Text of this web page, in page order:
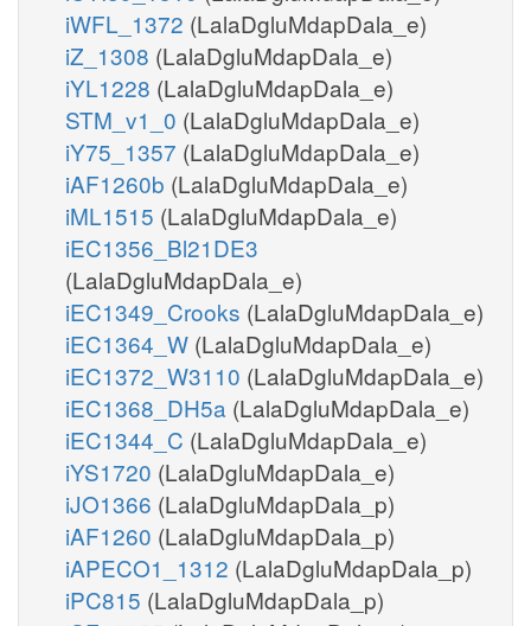
iWFL_1372 (LalaDgluMdapDala_e)
iZ_1308 (LalaDgluMdapDala_e)
iYL1228 (LalaDgluMdapDala_e)
STM_v1_0 (LalaDgluMdapDala_e)
iY75_1357 (LalaDgluMdapDala_e)
iAF1260b (LalaDgluMdapDala_e)
iML1515 (LalaDgluMdapDala_e)
iEC1356_Bl21DE3
(LalaDgluMdapDala_e)
iEC1349_Crooks (LalaDgluMdapDala_e)
iEC1364_W (LalaDgluMdapDala_e)
iEC1372_W3110 (LalaDgluMdapDala_e)
iEC1368_DH5a (LalaDgluMdapDala_e)
iEC1344_C (LalaDgluMdapDala_e)
iYS1720 (LalaDgluMdapDala_e)
iJO1366 (LalaDgluMdapDala_p)
iAF1260 (LalaDgluMdapDala_p)
iAPECO1_1312 (LalaDgluMdapDala_p)
iPC815 (LalaDgluMdapDala_p)